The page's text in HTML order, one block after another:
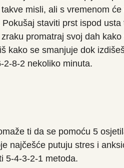
misli, ali s vremenom
staviti prst ispod
promatraj svoj dah
kako se smanjuje dok
2-8-2 nekoliko minuta.
ti da se pomoću 5
najčešće putuju stres i
5-4-3-2-1 metoda.